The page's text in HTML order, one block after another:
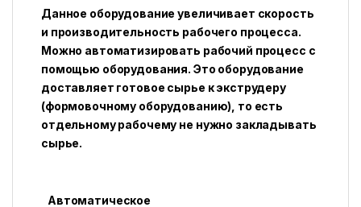
Данное оборудование увеличивает скорость
и производительность рабочего процесса.
Можно автоматизировать рабочий процесс с
помощью оборудования. Это оборудование
доставляет готовое сырье к экструдеру
(формовочному оборудованию), то есть
отдельному рабочему не нужно закладывать
сырье.
Автоматическое